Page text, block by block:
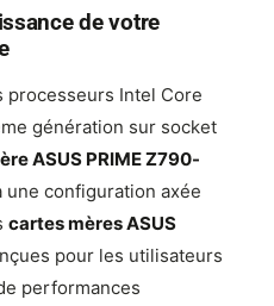
de votre
processeurs Intel Core
génération sur socket
ASUS PRIME Z790-
une configuration axée
cartes mères ASUS
pour les utilisateurs
performances